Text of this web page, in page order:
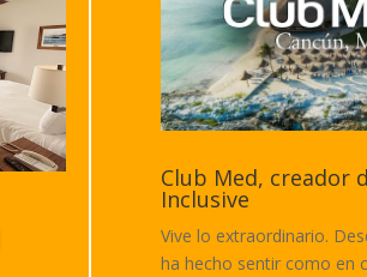
Club Med, creador
Inclusive
Vive lo extraordinario.
ha hecho sentir como en